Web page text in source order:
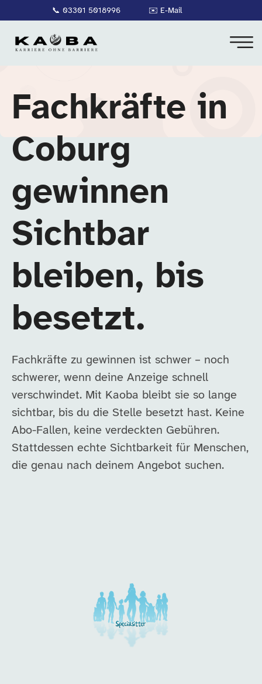
📞 03301 5018996 ✉️ E-Mail
Fachkräfte in
Coburg
gewinnen
Sichtbar
bleiben, bis
besetzt.
Fachkräfte zu gewinnen ist schwer – noch
schwerer, wenn deine Anzeige schnell
verschwindet. Mit Kaoba bleibt sie so lange
sichtbar, bis du die Stelle besetzt hast. Keine
Abo-Fallen, keine verdeckten Gebühren.
Stattdessen echte Sichtbarkeit für Menschen,
die genau nach deinem Angebot suchen.
Unsere Arbeitgeber in